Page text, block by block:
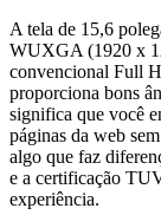
A tela de 15,6
WUXGA (1920 x
convencional Full
proporciona bons
significa que você
páginas da web
algo que faz
e a certificação
experiência.